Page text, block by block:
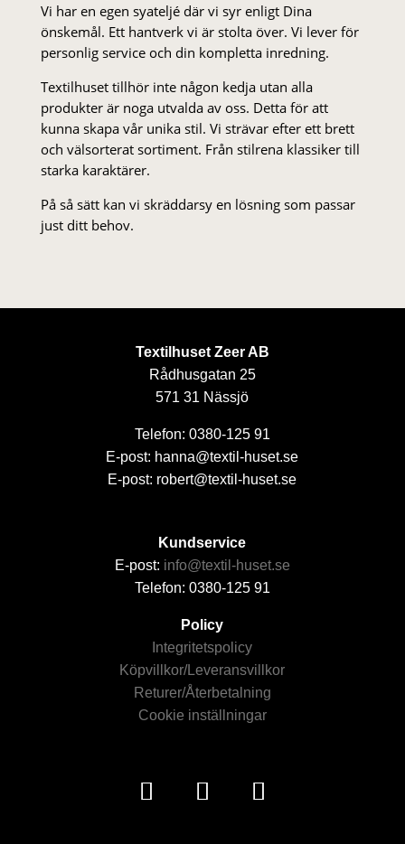
Vi har en egen syateljé där vi syr enligt Dina
önskemål. Ett hantverk vi är stolta över. Vi lever för
personlig service och din kompletta inredning.
Textilhuset tillhör inte någon kedja utan alla
produkter är noga utvalda av oss. Detta för att
kunna skapa vår unika stil. Vi strä­var efter ett brett
och välsorterat sor­ti­ment. Från stil­rena klas­siker till
starka karaktärer.
På så sätt kan vi skräddarsy en lösning som passar
just ditt behov.
Textilhuset Zeer AB
Rådhusgatan 25
571 31 Nässjö
Telefon: 0380-125 91
E-post: hanna@textil-huset.se
E-post: robert@textil-huset.se
Kundservice
E-post: info@textil-huset.se
Telefon: 0380-125 91
Policy
Integritetspolicy
Köpvillkor/Leveransvillkor
Returer/Återbetalning
Cookie inställningar